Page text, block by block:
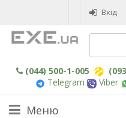
Вхід
(044) 500-1-005
Telegram
Viber
Меню